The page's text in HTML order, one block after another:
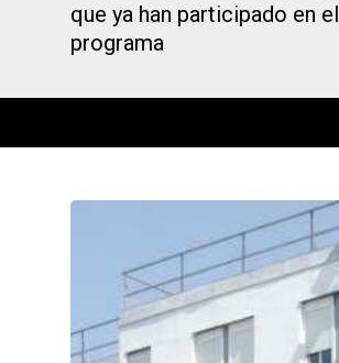
que ya han participado en el
programa